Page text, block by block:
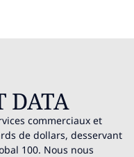
DATA
commerciaux et
de dollars, desservant
100. Nous nous